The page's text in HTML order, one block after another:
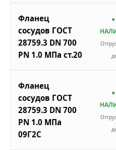
Фланец
сосудов ГОСТ
28759.3 DN 700
PN 1.0 МПа ст.20
Фланец
сосудов ГОСТ
28759.3 DN 700
PN 1.0 МПа
09Г2С